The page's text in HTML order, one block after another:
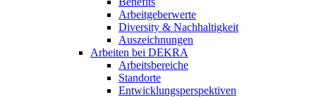
Arbeitgeberwerte
Diversity & Nachhaltigkeit
Auszeichnungen
Arbeiten bei DEKRA
Arbeitsbereiche
Standorte
Entwicklungsperspektiven